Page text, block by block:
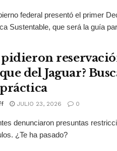
federal presentó el primer
Sustentable, que será la guía
pidieron
del Jaguar?
práctica
JULIO 23, 2026 0
denunciaron presuntas
¿Te ha pasado?